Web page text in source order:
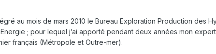
au mois de mars 2010 le Bureau Exploration Production des
; pour lequel j’ai apporté pendant deux années mon
français (Métropole et Outre-mer).